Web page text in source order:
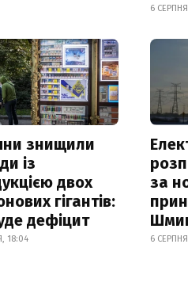
6
знищили
із
двох
гігантів:
дефіцит
18:04
за
6